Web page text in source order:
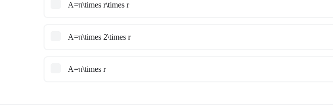
A=π\times r\times r
A=π\times 2\times r
A=π\times r